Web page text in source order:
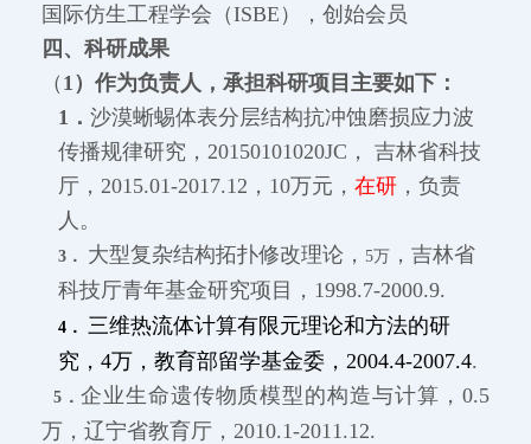
国际仿生工程学会（ISBE），创始会员
四 、科研成果
（ 1）作为负责人，承担科研项目主要如下：
1． 沙漠蜥蜴体表分层结构抗冲蚀磨损应力波
传播规律研究， 20150101020JC， 吉林省科技
厅，2015.01-2017.12，10万元， 在研 ，负责
人。
3． 大型复杂结构拓扑修改理论， 5万 ，吉林省
科技厅青年基金研究项目，1998.7-2000.9.
4． 三维热流体计算有限元理论和方法的研
究，4万，教育部留学基金委，2004.4-2007.4.
5． 企业生命遗传物质模型的构造与计算，0.5
万，辽宁省教育厅，2010.1-2011.12.